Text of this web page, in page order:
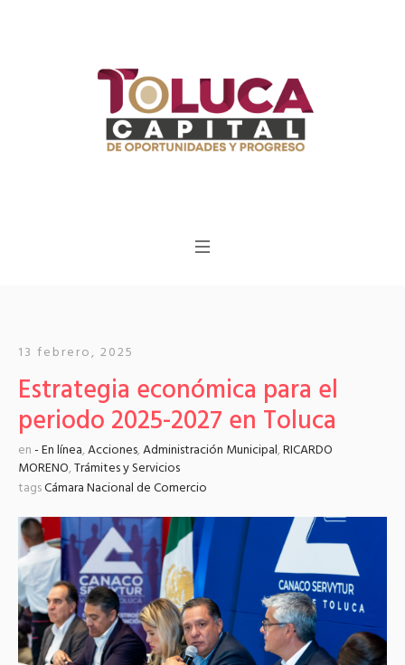
13 febrero, 2025
Estrategia económica para el
periodo 2025-2027 en Toluca
en- En línea,Acciones,Administración Municipal,RICARDO
MORENO,Trámites y Servicios
tagsCámara Nacional de Comercio